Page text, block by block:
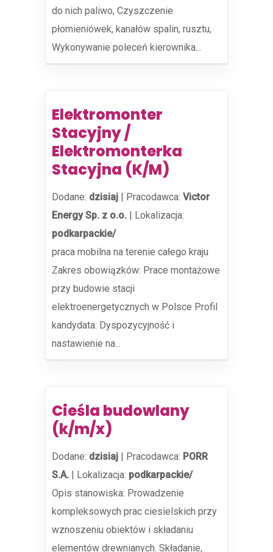
do nich paliwo, Czyszczenie
płomieniówek, kanałów spalin, rusztu,
Wykonywanie poleceń kierownika...
Elektromonter
Stacyjny /
Elektromonterka
Stacyjna (K/M)
Dodane: dzisiaj | Pracodawca: Victor
Energy Sp. z o.o. | Lokalizacja:
podkarpackie/
praca mobilna na terenie całego kraju
Zakres obowiązków: Prace montażowe
przy budowie stacji
elektroenergetycznych w Polsce Profil
kandydata: Dyspozycyjność i
nastawienie na...
Cieśla budowlany
(k/m/x)
Dodane: dzisiaj | Pracodawca: PORR
S.A. | Lokalizacja: podkarpackie/
Opis stanowiska: Prowadzenie
kompleksowych prac ciesielskich przy
wznoszeniu obiektów i składaniu
elementów drewnianych. Składanie,